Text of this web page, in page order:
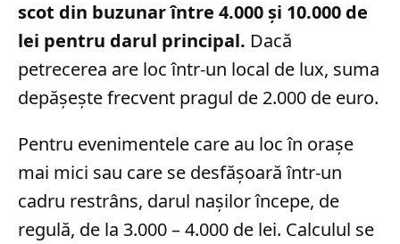
scot din buzunar între 4.000 și 10.000 de
lei pentru darul principal. Dacă
petrecerea are loc într-un local de lux, suma
depășește frecvent pragul de 2.000 de euro.
Pentru evenimentele care au loc în orașe
mai mici sau care se desfășoară într-un
cadru restrâns, darul nașilor începe, de
regulă, de la 3.000 – 4.000 de lei. Calculul se